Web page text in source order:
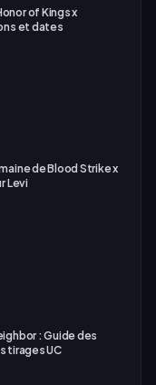
of Kings x
et dates
de Blood Strike x
Levi
: Guide des
tirages UC